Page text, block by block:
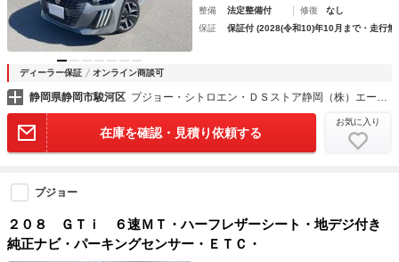
整備
法定整備付 修復
なし
保証
保証付 (2028(令和10)年10月まで・走行無
ディーラー保証 オンライン商談可
静岡県静岡市駿河区
在庫を確認・見積り依頼する
お気に入り
プジョー
２０８ ＧＴｉ ６速ＭＴ・ハーフレザーシート・地デジ付き
純正ナビ・パーキングセンサー・ＥＴＣ・